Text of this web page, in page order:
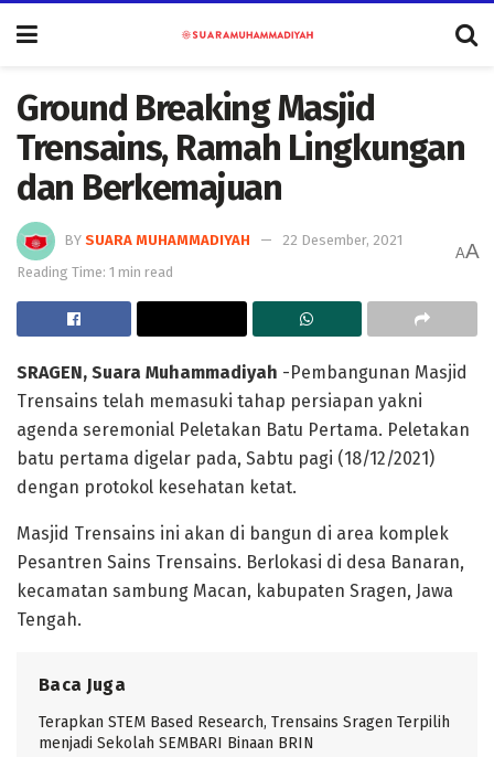
Ground Breaking Masjid
Trensains, Ramah Lingkungan
dan Berkemajuan
BY SUARA MUHAMMADIYAH
22 Desember, 2021
Reading Time: 1 min read
AA
SRAGEN, Suara Muhammadiyah -Pembangunan Masjid
Trensains telah memasuki tahap persiapan yakni
agenda seremonial Peletakan Batu Pertama. Peletakan
batu pertama digelar pada, Sabtu pagi (18/12/2021)
dengan protokol kesehatan ketat.
Masjid Trensains ini akan di bangun di area komplek
Pesantren Sains Trensains. Berlokasi di desa Banaran,
kecamatan sambung Macan, kabupaten Sragen, Jawa
Tengah.
Baca Juga
Terapkan STEM Based Research, Trensains Sragen Terpilih
menjadi Sekolah SEMBARI Binaan BRIN